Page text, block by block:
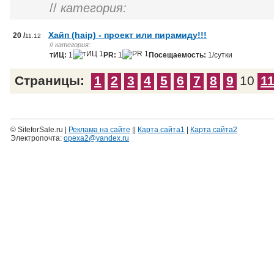
// категория:
20 /11.12 Хайп (haip) - проект или пирамиду!!!
// категория:
тИЦ: 1 PR: 1 Посещаемость: 1/сутки
Страницы: 1 2 3 4 5 6 7 8 9 10 11
© SiteforSale.ru | Реклама на сайте Карта сайта1
Карта сайта2
Электропочта: opexa2@yandex.ru